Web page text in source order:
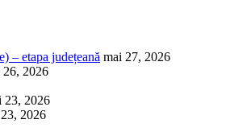
– etapa județeană mai 27, 2026
26, 2026
23, 2026
2026